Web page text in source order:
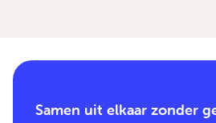
Samen uit elkaar zonder